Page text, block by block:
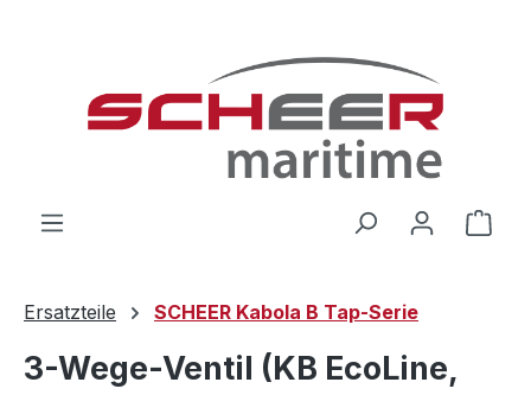
Ersatzteile SCHEER Kabola B Tap-Serie
3-Wege-Ventil (KB EcoLine,